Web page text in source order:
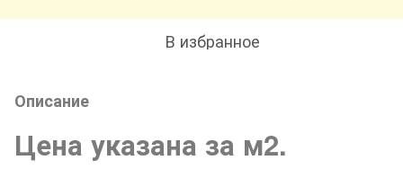
В избранное
Описание
Цена указана за м2.